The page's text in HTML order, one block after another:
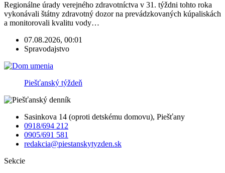
Regionálne úrady verejného zdravotníctva v 31. týždni tohto roka
vykonávali štátny zdravotný dozor na prevádzkovaných kúpaliskách
a monitorovali kvalitu vody…
07.08.2026, 00:01
Spravodajstvo
Piešťanský týždeň
Sasinkova 14 (oproti detskému domovu), Piešťany
0918/694 212
0905/691 581
redakcia@piestanskytyzden.sk
Sekcie